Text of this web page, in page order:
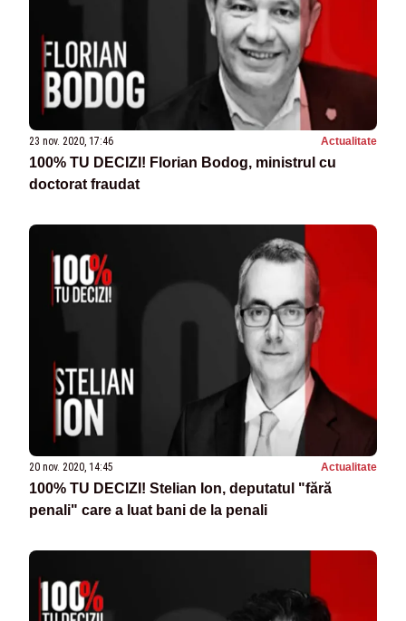
23 nov. 2020, 17:46 Actualitate
100% TU DECIZI! Florian Bodog, ministrul cu
doctorat fraudat
20 nov. 2020, 14:45 Actualitate
100% TU DECIZI! Stelian Ion, deputatul "fără
penali" care a luat bani de la penali